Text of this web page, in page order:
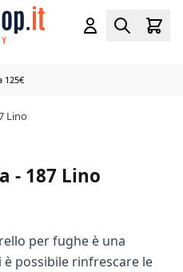
Cart
125€
Lino
- 187 Lino
per fughe è una
possibile rinfrescare le